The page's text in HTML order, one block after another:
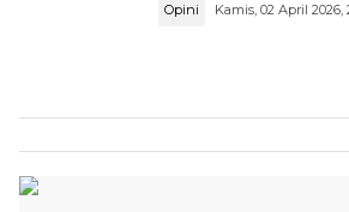
Opini Kamis, 02 April 2026,